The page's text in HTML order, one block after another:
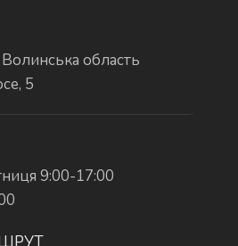
область
5
9:00-17:00